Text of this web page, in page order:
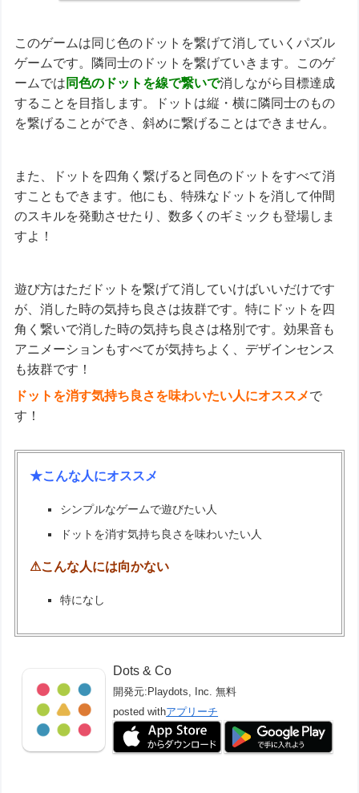
このゲームは同じ色のドットを繋げて消していくパズル
ゲームです。隣同士のドットを繋げていきます。このゲ
ームでは 同色のドットを線で繋いで消しながら目標達成
することを目指します。ドットは縦・横に隣同士のもの
を繋げることができ、斜めに繋げることはできません。
また、ドットを四角く繋げると同色のドットをすべて消
すこともできます。他にも、特殊なドットを消して仲間
のスキルを発動させたり、数多くのギミックも登場しま
すよ！
遊び方はただドットを繋げて消していけばいいだけです
が、消した時の気持ち良さは抜群です。特にドットを四
角く繋いで消した時の気持ち良さは格別です。効果音も
アニメーションもすべてが気持ちよく、デザインセンス
も抜群です！
ドットを消す気持ち良さを味わいたい人にオススメで
す！
★こんな人にオススメ
シンプルなゲームで遊びたい人
ドットを消す気持ち良さを味わいたい人
⚠こんな人には向かない
特になし
Dots & Co
開発元: Playdots, Inc. 無料
posted withアプリーチ